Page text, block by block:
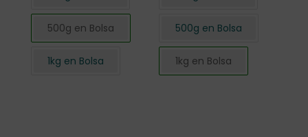
500g en Bolsa
1kg en Bolsa
500g en Bolsa
1kg en Bolsa